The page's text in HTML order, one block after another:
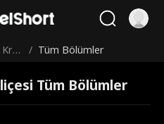
/ Tüm Bölümler
Tüm Bölümler